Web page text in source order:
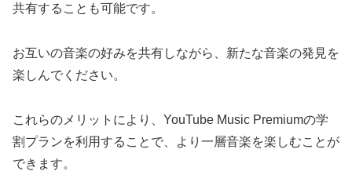
共有することも可能です。
お互いの音楽の好みを共有しながら、新たな音楽の発見を
楽しんでください。
これらのメリットにより、YouTube Music Premiumの学
割プランを利用することで、より一層音楽を楽しむことが
できます。